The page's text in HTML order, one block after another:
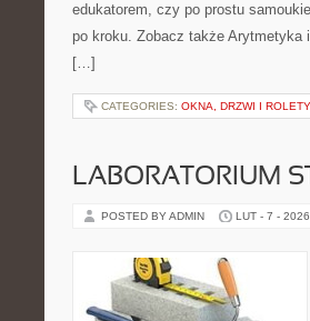
edukatorem, czy po prostu
po kroku. Zobacz także Arytmetyka
[…]
CATEGORIES: OKNA, DRZWI I ROLETY
LABORATORIUM
POSTED BY ADMIN LUT - 7 - 2026